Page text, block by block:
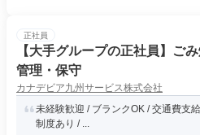
正社員
【大手グループの正社員】ご
管理・保守
カナデビア九州サービス株式会社
未経験歓迎 / ブランクOK / 交通費支
制度あり / ...